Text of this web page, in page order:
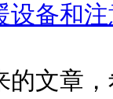
设备和
的文章